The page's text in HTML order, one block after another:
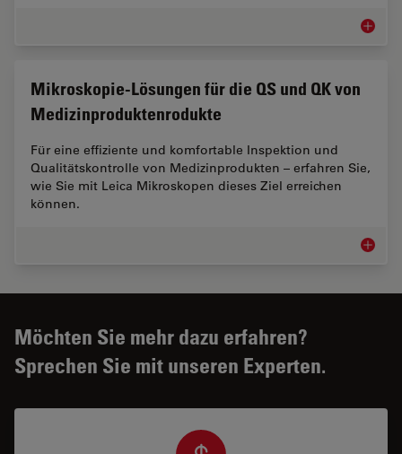
Mikroskopie-Lösungen für die QS und QK von
Medizinproduktenrodukte
Für eine effiziente und komfortable Inspektion und
Qualitätskontrolle von Medizinprodukten – erfahren Sie,
wie Sie mit Leica Mikroskopen dieses Ziel erreichen
können.
Möchten Sie mehr dazu erfahren?
Sprechen Sie mit unseren Experten.